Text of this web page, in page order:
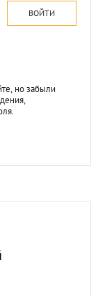
ВОЙТИ
но забыли